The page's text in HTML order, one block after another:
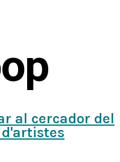
al cercador del
d'artistes